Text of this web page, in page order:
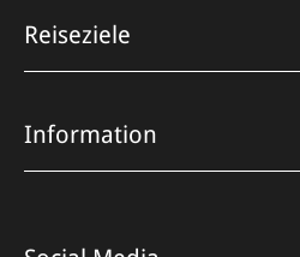
Reiseziele
Information